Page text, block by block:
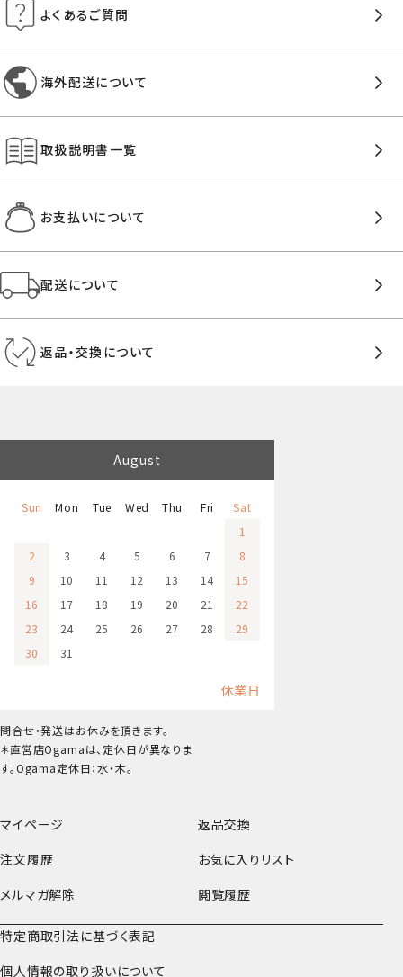
よくあるご質問
海外配送について
取扱説明書一覧
お支払いについて
配送について
返品・交換について
マイページ
返品交換
注文履歴
お気に入りリスト
メルマガ解除
閲覧履歴
特定商取引法に基づく表記
個人情報の取り扱いについて
August
Sun Mon Tue Wed Thu Fri
Sat
1
2
3 4 5 6 7
8
9
10 11 12 13 14
15
16
17 18 19 20 21
22
23
24 25 26 27 28
29
30
31
休業日
問合せ・発送はお休みを頂きます。
＊直営店Ogamaは、定休日が異なりま
す。Ogama定休日：水・木。